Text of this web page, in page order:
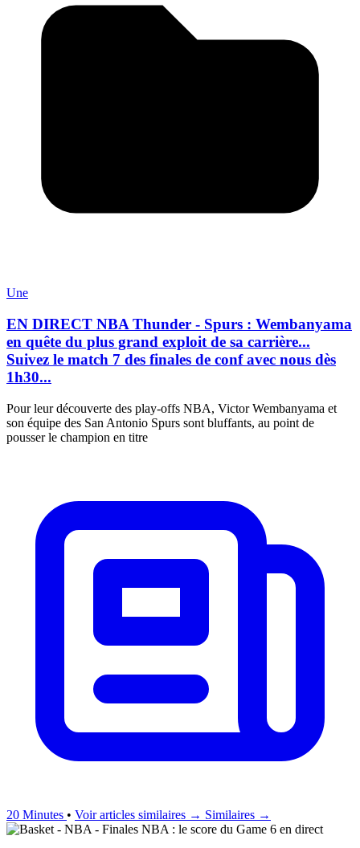
Une
EN DIRECT NBA Thunder - Spurs : Wembanyama
en quête du plus grand exploit de sa carrière...
Suivez le match 7 des finales de conf avec nous dès
1h30...
Pour leur découverte des play-offs NBA, Victor Wembanyama et
son équipe des San Antonio Spurs sont bluffants, au point de
pousser le champion en titre
20 Minutes • Voir articles similaires → Similaires →